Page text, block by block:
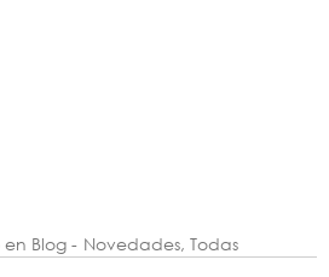
Blog - Novedades, Todas